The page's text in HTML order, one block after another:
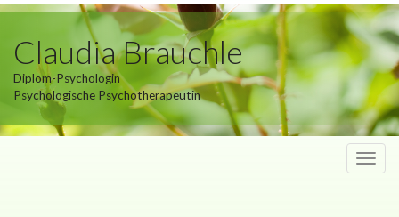
Claudia Brauchle
Diplom-Psychologin
Psychologische Psychotherapeutin